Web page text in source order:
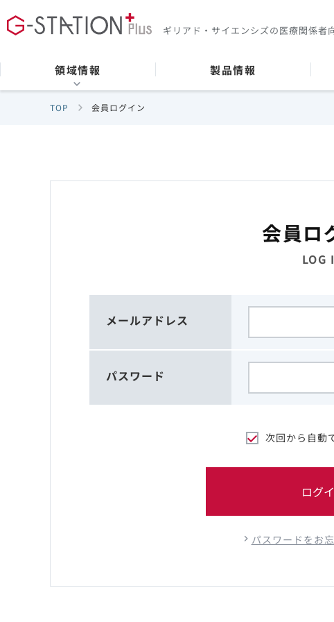
ギリアド・サイエンシズの医療関係者
領域情報 製品情報
TOP 会員ログイン
会員ロ
LOG
メールアドレス
パスワード
次回から自動
ログ
パスワードをお